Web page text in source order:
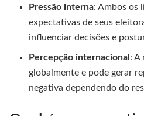
Pressão interna: Ambos os
expectativas de seus
influenciar decisões e
Percepção internacional : A
globalmente e pode gerar
negativa dependendo do